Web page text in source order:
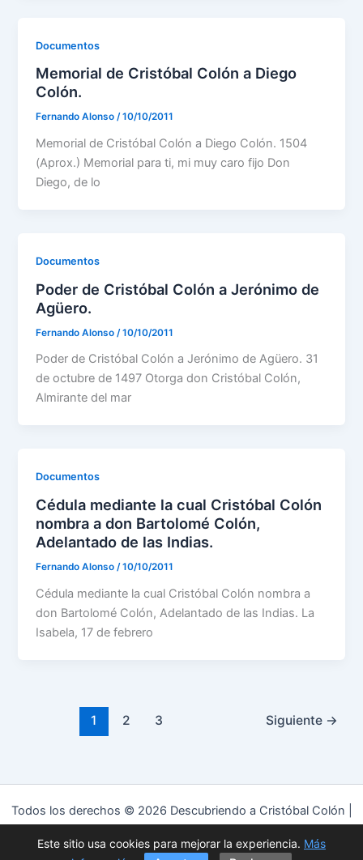
Documentos
Memorial de Cristóbal Colón a Diego
Colón.
Fernando Alonso/10/10/2011
Memorial de Cristóbal Colón a Diego Colón. 1504
(Aprox.) Memorial para ti, mi muy caro fijo Don
Diego, de lo
Documentos
Poder de Cristóbal Colón a Jerónimo de
Agüero.
Fernando Alonso /10/10/2011
Poder de Cristóbal Colón a Jerónimo de Agüero. 31
de octubre de 1497 Otorga don Cristóbal Colón,
Almirante del mar
Documentos
Cédula mediante la cual Cristóbal Colón
nombra a don Bartolomé Colón,
Adelantado de las Indias.
Fernando Alonso/10/10/2011
Cédula mediante la cual Cristóbal Colón nombra a
don Bartolomé Colón, Adelantado de las Indias. La
Isabela, 17 de febrero
1 2 3 Siguiente →
Todos los derechos © 2026 Descubriendo a Cristóbal Colón |
Política de privacidad|Política de cookies|Aviso Legal
Este sitio usa cookies para mejorar la experiencia. Más